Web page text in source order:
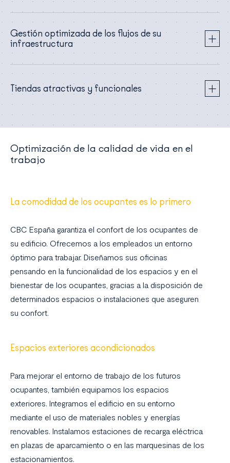
Gestión optimizada de los flujos de su
infraestructura
Tiendas atractivas y funcionales
Optimización de la calidad de vida en el
trabajo
La comodidad de los ocupantes es lo primero
CBC España garantiza el confort de los ocupantes de
su edificio. Ofrecemos a los empleados un entorno
óptimo para trabajar. Diseñamos sus oficinas
pensando en la funcionalidad de los espacios y en el
bienestar de los ocupantes, gracias a la disposición de
determinados espacios o instalaciones que aseguren
su confort.
Espacios exteriores acondicionados
Para mejorar el entorno de trabajo de los futuros
ocupantes, también equipamos los espacios
exteriores. Integramos el edificio en su entorno
mediante el uso de materiales nobles y energías
renovables. Instalamos estaciones de recarga eléctrica
en plazas de aparcamiento o en las marquesinas de los
estacionamientos.